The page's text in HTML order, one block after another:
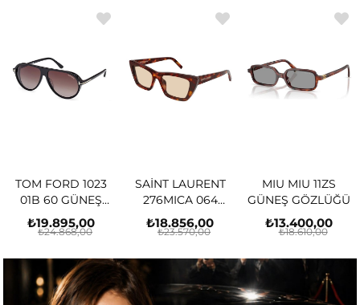
TOM FORD 1023
01B 60 GÜNEŞ
GÖZLÜĞÜ
₺19.895,00
₺24.868,00
SAİNT LAURENT
276MICA 064
GÜNEŞ GÖZLÜĞÜ
₺18.856,00
₺23.570,00
MIU MIU 11ZS
GÜNEŞ GÖZLÜĞÜ
₺13.400,00
₺18.610,00